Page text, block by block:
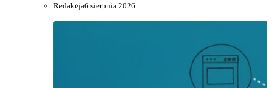
Redakcja6 sierpnia 2026